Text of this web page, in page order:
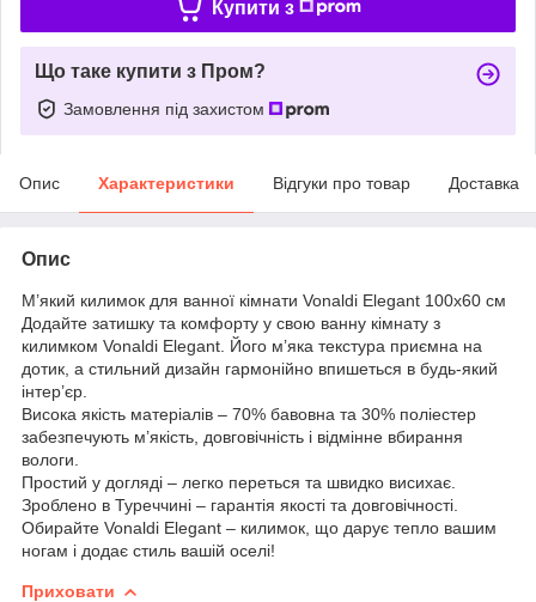
Купити з
Що таке купити з Пром?
Замовлення під захистом
Опис Характеристики Відгуки про товар Доставка
Опис
М’який килимок для ванної кімнати Vonaldi Elegant 100x60 см
Додайте затишку та комфорту у свою ванну кімнату з
килимком Vonaldi Elegant. Його м’яка текстура приємна на
дотик, а стильний дизайн гармонійно впишеться в будь-який
інтер’єр.
Висока якість матеріалів – 70% бавовна та 30% поліестер
забезпечують м’якість, довговічність і відмінне вбирання
вологи.
Простий у догляді – легко переться та швидко висихає.
Зроблено в Туреччині – гарантія якості та довговічності.
Обирайте Vonaldi Elegant – килимок, що дарує тепло вашим
ногам і додає стиль вашій оселі!
Приховати